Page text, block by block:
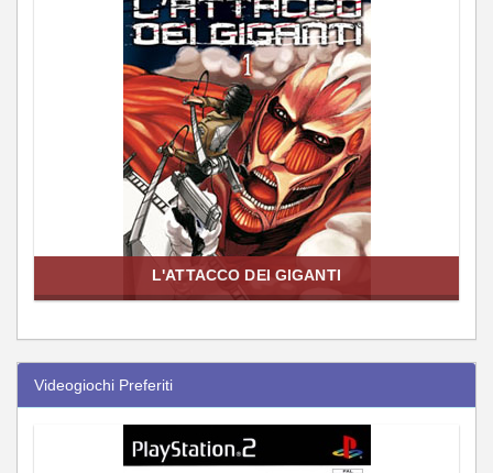
L'ATTACCO DEI GIGANTI
Videogiochi Preferiti